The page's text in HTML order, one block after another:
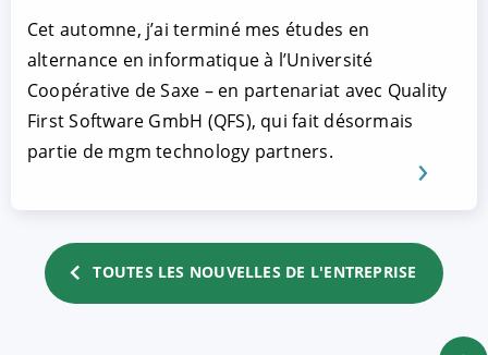
Cet automne, j’ai terminé mes études en
alternance en informatique à l’Université
Coopérative de Saxe – en partenariat avec Quality
First Software GmbH (QFS), qui fait désormais
partie de mgm technology partners.
TOUTES LES NOUVELLES DE L'ENTREPRISE